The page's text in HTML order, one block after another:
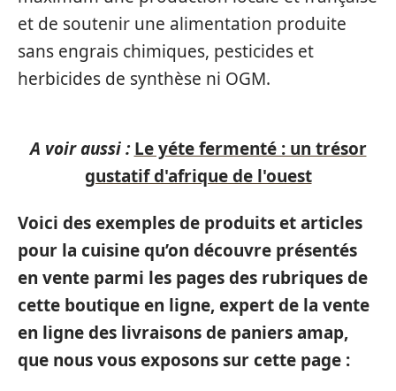
et de soutenir une alimentation produite
sans engrais chimiques, pesticides et
herbicides de synthèse ni OGM.
A voir aussi : Le yéte fermenté : un trésor
gustatif d'afrique de l'ouest
Voici des exemples de produits et articles
pour la cuisine qu’on découvre présentés
en vente parmi les pages des rubriques de
cette boutique en ligne, expert de la vente
en ligne des livraisons de paniers amap,
que nous vous exposons sur cette page :